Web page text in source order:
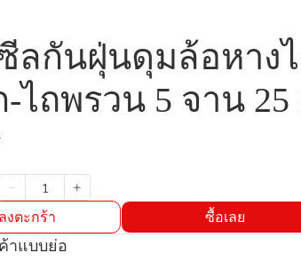
ลกันฝุ่นดุมล้อหาง
ไถพรวน 5 จาน 25
งตะกร้า ซื้อเลย
าแบบย่อ